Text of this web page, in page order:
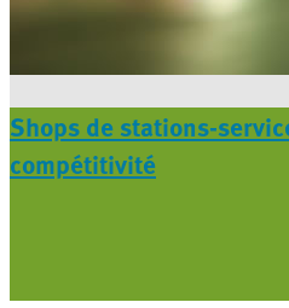
Shops de stations-
compétitivité